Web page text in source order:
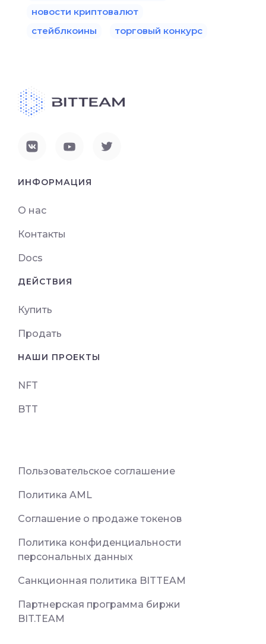
новости криптовалют
стейблкоины
торговый конкурс
ИНФОРМАЦИЯ
О нас
Контакты
Docs
ДЕЙСТВИЯ
Купить
Продать
НАШИ ПРОЕКТЫ
NFT
BTT
Пользовательское соглашение
Политика AML
Соглашение о продаже токенов
Политика конфиденциальности
персональных данных
Санкционная политика BITTEAM
Партнерская программа биржи
BIT.TEAM